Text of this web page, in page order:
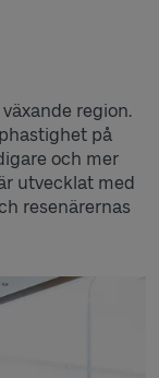
region.
på
och mer
utvecklat med
resenärernas